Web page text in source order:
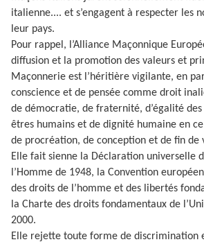
italienne.... et s’engagent à respecter les
leur pays.
Pour rappel, l’Alliance Maçonnique
diffusion et la promotion des valeurs et
Maçonnerie est l’héritière vigilante, en
conscience et de pensée comme droit
de démocratie, de fraternité, d’égalité
êtres humains et de dignité humaine en
de procréation, de conception et de fin de
Elle fait sienne la Déclaration universelle
l’Homme de 1948, la Convention
des droits de l’homme et des libertés
la Charte des droits fondamentaux de
2000.
Elle rejette toute forme de discrimination